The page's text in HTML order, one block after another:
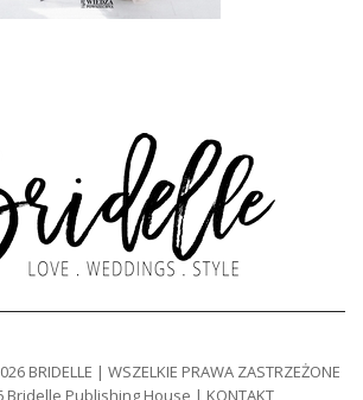
BRIDELLE | WSZELKIE PRAWA ZASTRZEŻONE
Bridelle Publishing House | KONTAKT